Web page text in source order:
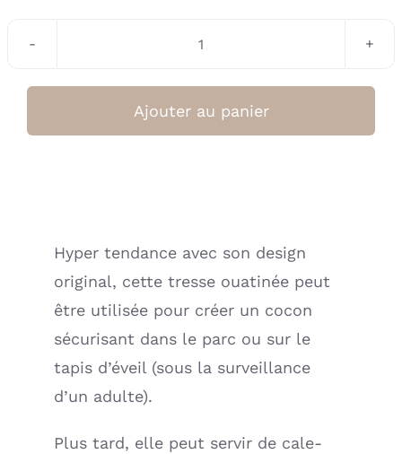
quantité
Tresse
-
Sweet
Garden
Ajouter au panier
Hyper tendance avec son design
original, cette tresse ouatinée peut
être utilisée pour créer un cocon
sécurisant dans le parc ou sur le
tapis d’éveil (sous la surveillance
d’un adulte).
Plus tard, elle peut servir de cale-